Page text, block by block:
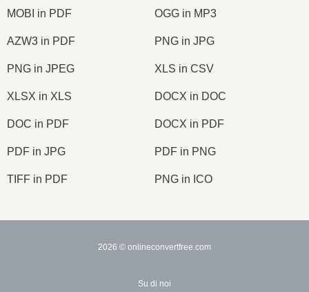
MOBI in PDF OGG in MP3
AZW3 in PDF PNG in JPG
PNG in JPEG XLS in CSV
XLSX in XLS DOCX in DOC
DOC in PDF DOCX in PDF
PDF in JPG PDF in PNG
TIFF in PDF PNG in ICO
2026 © onlineconvertfree.com
Su di noi